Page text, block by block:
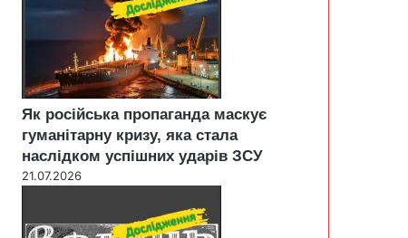
Як російська пропаганда маскує
гуманітарну кризу, яка стала
наслідком успішних ударів ЗСУ
21.07.2026